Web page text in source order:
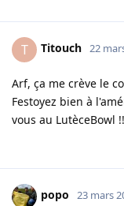
T Titouch 22
Arf, ça me crève le
Festoyez bien à
vous au LutèceBowl !!
popo 23 mars